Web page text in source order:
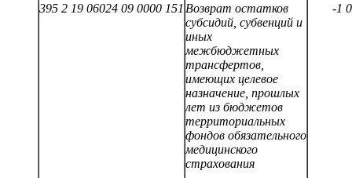
395 2 19 06024 09 0000 151 Возврат остатков
субсидий, субвенций и
иных
межбюджетных
трансфертов,
имеющих целевое
назначение, прошлых
лет из бюджетов
территориальных
фондов обязательного
медицинского
страхования
-1